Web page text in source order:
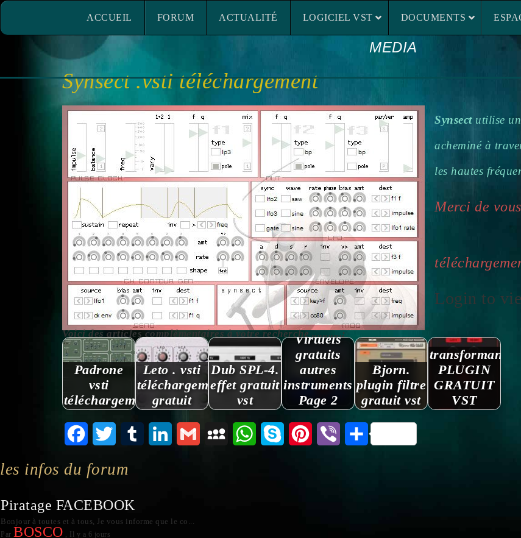
ACCUEIL FORUM ACTUALITÉ LOGICIEL VST DOCUMENTS
MEDIA
Synsect .vsti téléchargement
Synsectutilise
acheminé à
les hautes
Merci de
Login to
Voici des articles complémentaires à votre recherche ...........:
Padrone
vsti
téléchargement
Leto . vsti
téléchargement
gratuit
Dub SPL-4.
effet gratuit
vst
Instruments
Virtuels
gratuits
autres
instruments
Page 2
Bjorn.
plugin filtre
gratuit vst
transformant.
PLUGIN
GRATUIT
VST
FacebookTwitter Tumblr LinkedInGmail MySpaceWhatsAppSkype Pinterest Viber Partager
les infos du forum
Piratage FACEBOOK
Bonjour à toutes et à tous, Je vous informe que le co...
Par BOSCO , Il y a 6 jours
ACCUEIL FORUM ACTUALITÉ LOGICIEL VST DOCUMENTS